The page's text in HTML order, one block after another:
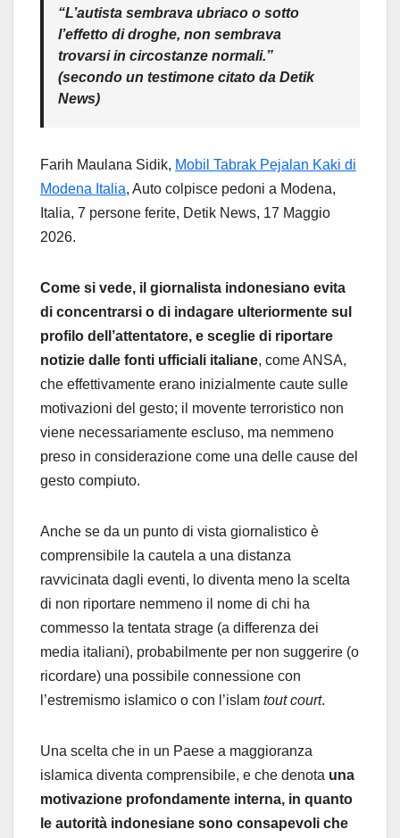
“L’autista sembrava ubriaco o sotto
l’effetto di droghe, non sembrava
trovarsi in circostanze normali.”
(secondo un testimone citato da Detik
News)
Farih Maulana Sidik, Mobil Tabrak Pejalan Kaki di
Modena Italia, Auto colpisce pedoni a Modena,
Italia, 7 persone ferite, Detik News, 17 Maggio
2026.
Come si vede, il giornalista indonesiano evita
di concentrarsi o di indagare ulteriormente sul
profilo dell’attentatore, e sceglie di riportare
notizie dalle fonti ufficiali italiane, come ANSA,
che effettivamente erano inizialmente caute sulle
motivazioni del gesto; il movente terroristico non
viene necessariamente escluso, ma nemmeno
preso in considerazione come una delle cause del
gesto compiuto.
Anche se da un punto di vista giornalistico è
comprensibile la cautela a una distanza
ravvicinata dagli eventi, lo diventa meno la scelta
di non riportare nemmeno il nome di chi ha
commesso la tentata strage (a differenza dei
media italiani), probabilmente per non suggerire (o
ricordare) una possibile connessione con
l’estremismo islamico o con l’islam tout court.
Una scelta che in un Paese a maggioranza
islamica diventa comprensibile, e che denota una
motivazione profondamente interna, in quanto
le autorità indonesiane sono consapevoli che